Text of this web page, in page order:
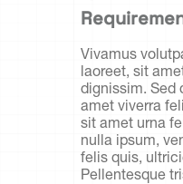
Vivamus
laoreet, sit
dignissim. Sed
amet viverra
sit amet urna
nulla ipsum,
felis quis,
Pellentesque